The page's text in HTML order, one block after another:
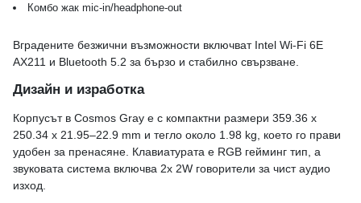
Комбо жак mic-in/headphone-out
Вградените безжични възможности включват Intel Wi-Fi 6E
AX211 и Bluetooth 5.2 за бързо и стабилно свързване.
Дизайн и изработка
Корпусът в Cosmos Gray е с компактни размери 359.36 x
250.34 x 21.95–22.9 mm и тегло около 1.98 kg, което го прави
удобен за пренасяне. Клавиатурата е RGB гейминг тип, а
звуковата система включва 2x 2W говорители за чист аудио
изход.